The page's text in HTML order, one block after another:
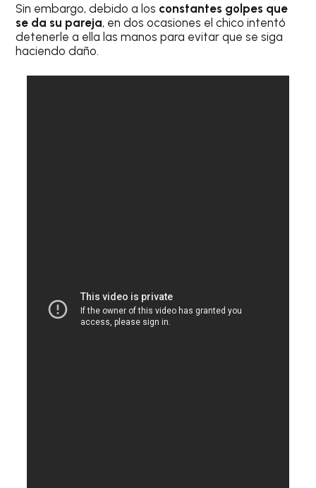
Sin embargo, debido a los constantes golpes que
se da su pareja, en dos ocasiones el chico intentó
detenerle a ella las manos para evitar que se siga
haciendo daño.